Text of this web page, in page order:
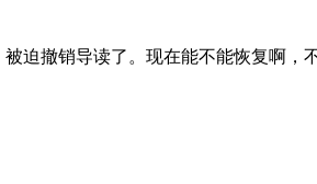
迫撤销导读了。现在能不能恢复啊，